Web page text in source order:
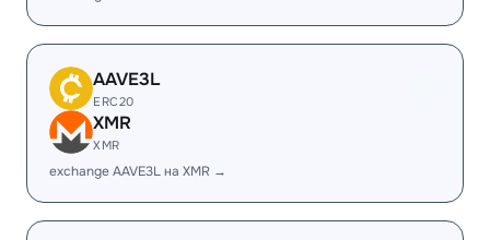
AAVE3L
ERC20
XMR
XMR
exchange AAVE3L на XMR →